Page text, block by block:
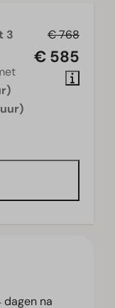
€ 768
€ 585
3
dagen na